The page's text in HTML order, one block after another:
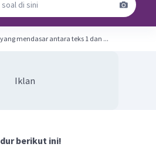
mendasar antara teks 1 dan ...
Iklan
berikut ini!